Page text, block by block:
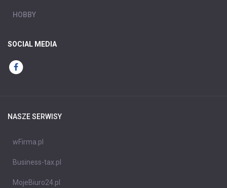
HOBBY
SOCIAL MEDIA
NASZE SERWISY
wFirma.pl
Business-tax.pl
MojeBiuro24.pl